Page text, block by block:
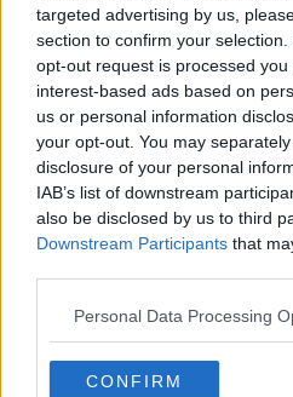
targeted advertising by us,
section to confirm your
opt-out request is processed
interest-based ads based on
us or personal information
your opt-out. You may
disclosure of your personal
IAB’s list of downstream
also be disclosed by us to third
Downstream Participants that
Personal Data Processing
CONFIRM
LIVORNO —Un cucciolo di
tigrato, privo di microchip è stato
Paoli.
ll cane è stato portato al canile
via del Vallin Buio 2.
Per informazioni o riconoscimento,
Tutela Animali ai numeri: 0586